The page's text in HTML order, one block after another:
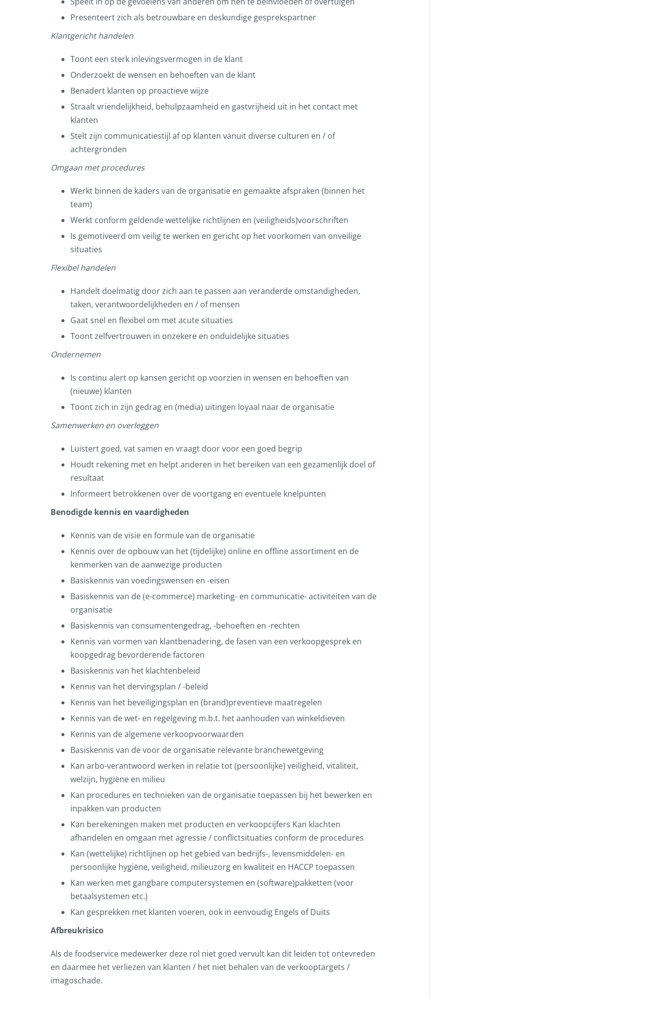
Presenteert zich als betrouwbare en deskundige gesprekspartner
Klantgericht handelen
Toont een sterk inlevingsvermogen in de klant
Onderzoekt de wensen en behoeften van de klant
Benadert klanten op proactieve wijze
Straalt vriendelijkheid, behulpzaamheid en gastvrijheid uit in het contact met
klanten
Stelt zijn communicatiestijl af op klanten vanuit diverse culturen en / of
achtergronden
Omgaan met procedures
Werkt binnen de kaders van de organisatie en gemaakte afspraken (binnen het
team)
Werkt conform geldende wettelijke richtlijnen en (veiligheids)voorschriften
Is gemotiveerd om veilig te werken en gericht op het voorkomen van onveilige
situaties
Flexibel handelen
Handelt doelmatig door zich aan te passen aan veranderde omstandigheden,
taken, verantwoordelijkheden en / of mensen
Gaat snel en flexibel om met acute situaties
Toont zelfvertrouwen in onzekere en onduidelijke situaties
Ondernemen
Is continu alert op kansen gericht op voorzien in wensen en behoeften van
(nieuwe) klanten
Toont zich in zijn gedrag en (media) uitingen loyaal naar de organisatie
Samenwerken en overleggen
Luistert goed, vat samen en vraagt door voor een goed begrip
Houdt rekening met en helpt anderen in het bereiken van een gezamenlijk doel of
resultaat
Informeert betrokkenen over de voortgang en eventuele knelpunten
Benodigde kennis en vaardigheden
Kennis van de visie en formule van de organisatie
Kennis over de opbouw van het (tijdelijke) online en offline assortiment en de
kenmerken van de aanwezige producten
Basiskennis van voedingswensen en -eisen
Basiskennis van de (e-commerce) marketing- en communicatie- activiteiten van de
organisatie
Basiskennis van consumentengedrag, -behoeften en -rechten
Kennis van vormen van klantbenadering, de fasen van een verkoopgesprek en
koopgedrag bevorderende factoren
Basiskennis van het klachtenbeleid
Kennis van het dervingsplan / -beleid
Kennis van het beveiligingsplan en (brand)preventieve maatregelen
Kennis van de wet- en regelgeving m.b.t. het aanhouden van winkeldieven
Kennis van de algemene verkoopvoorwaarden
Basiskennis van de voor de organisatie relevante branchewetgeving
Kan arbo-verantwoord werken in relatie tot (persoonlijke) veiligheid, vitaliteit,
welzijn, hygiëne en milieu
Kan procedures en technieken van de organisatie toepassen bij het bewerken en
inpakken van producten
Kan berekeningen maken met producten en verkoopcijfers Kan klachten
afhandelen en omgaan met agressie / conflictsituaties conform de procedures
Kan (wettelijke) richtlijnen op het gebied van bedrijfs-, levensmiddelen- en
persoonlijke hygiëne, veiligheid, milieuzorg en kwaliteit en HACCP toepassen
Kan werken met gangbare computersystemen en (software)pakketten (voor
betaalsystemen etc.)
Kan gesprekken met klanten voeren, ook in eenvoudig Engels of Duits
Afbreukrisico
Als de foodservice medewerker deze rol niet goed vervult kan dit leiden tot ontevreden
en daarmee het verliezen van klanten / het niet behalen van de verkooptargets /
imagoschade.